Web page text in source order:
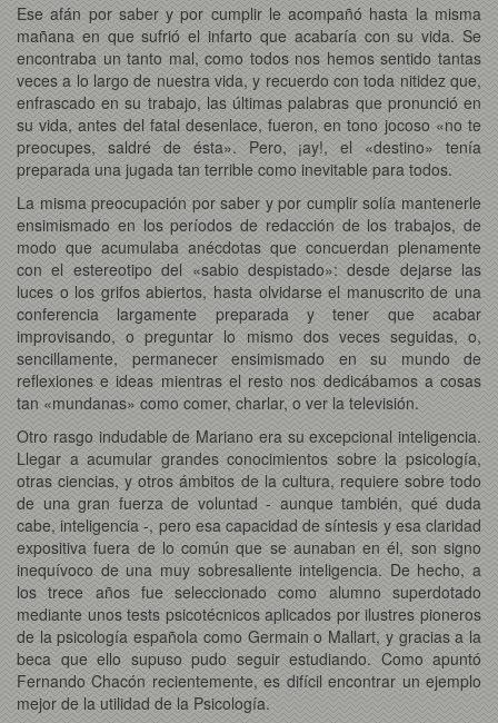
Ese afán por saber y por cumplir le acompañó hasta la misma
mañana en que sufrió el infarto que acabaría con su vida. Se
encontraba un tanto mal, como todos nos hemos sentido tantas
veces a lo largo de nuestra vida, y recuerdo con toda nitidez que,
enfrascado en su trabajo, las últimas palabras que pronunció en
su vida, antes del fatal desenlace, fueron, en tono jocoso «no te
preocupes, saldré de ésta». Pero, ¡ay!, el «destino» tenía
preparada una jugada tan terrible como inevitable para todos.
La misma preocupación por saber y por cumplir solía mantenerle
ensimismado en los períodos de redacción de los trabajos, de
modo que acumulaba anécdotas que concuerdan plenamente
con el estereotipo del «sabio despistado»: desde dejarse las
luces o los grifos abiertos, hasta olvidarse el manuscrito de una
conferencia largamente preparada y tener que acabar
improvisando, o preguntar lo mismo dos veces seguidas, o,
sencillamente, permanecer ensimismado en su mundo de
reflexiones e ideas mientras el resto nos dedicábamos a cosas
tan «mundanas» como comer, charlar, o ver la televisión.
Otro rasgo indudable de Mariano era su excepcional inteligencia.
Llegar a acumular grandes conocimientos sobre la psicología,
otras ciencias, y otros ámbitos de la cultura, requiere sobre todo
de una gran fuerza de voluntad - aunque también, qué duda
cabe, inteligencia -, pero esa capacidad de síntesis y esa claridad
expositiva fuera de lo común que se aunaban en él, son signo
inequívoco de una muy sobresaliente inteligencia. De hecho, a
los trece años fue seleccionado como alumno superdotado
mediante unos tests psicotécnicos aplicados por ilustres pioneros
de la psicología española como Germain o Mallart, y gracias a la
beca que ello supuso pudo seguir estudiando. Como apuntó
Fernando Chacón recientemente, es difícil encontrar un ejemplo
mejor de la utilidad de la Psicología.